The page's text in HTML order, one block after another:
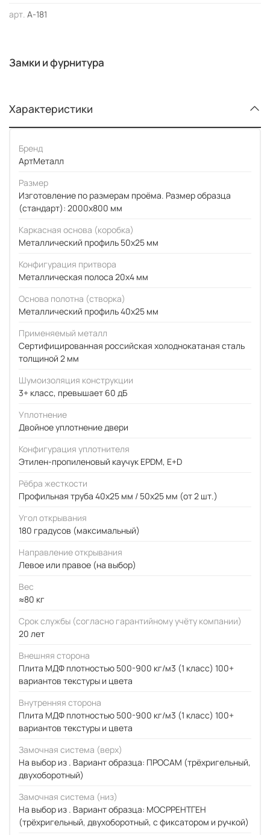
арт. А-181
Замки и фурнитура
Характеристики
Бренд
АртМеталл
Размер
Изготовление по размерам проёма. Размер образца
(стандарт): 2000x800 мм
Каркасная основа (коробка)
Металлический профиль 50x25 мм
Конфигурация притвора
Металлическая полоса 20x4 мм
Основа полотна (створка)
Металлический профиль 40x25 мм
Применяемый металл
Сертифицированная российская холоднокатаная сталь
толщиной 2 мм
Шумоизоляция конструкции
3+ класс, превышает 60 дБ
Уплотнение
Двойное уплотнение двери
Конфигурация уплотнителя
Этилен-пропиленовый каучук EPDM, E+D
Рёбра жесткости
Профильная труба 40х25 мм / 50x25 мм (от 2 шт.)
Угол открывания
180 градусов (максимальный)
Направление открывания
Левое или правое (на выбор)
Вес
≈80 кг
Срок службы (согласно гарантийному учёту компании)
20 лет
Внешняя сторона
Плита МДФ плотностью 500-900 кг/м3 (1 класс) 100+
вариантов текстуры и цвета
Внутренняя сторона
Плита МДФ плотностью 500-900 кг/м3 (1 класс) 100+
вариантов текстуры и цвета
Замочная система (верх)
На выбор из . Вариант образца: ПРОСАМ (трёхригельный,
двухоборотный)
Замочная система (низ)
На выбор из . Вариант образца: МОСРРЕНТГЕН
(трёхригельный, двухоборотный, с фиксатором и ручкой)